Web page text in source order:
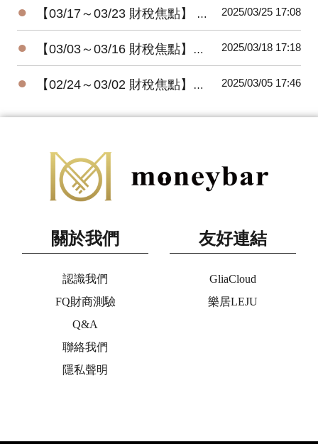
● 【03/17～03/23 財稅焦點】 贈與稅年度免稅額，您用對了嗎 2025/03/25 17:08
● 【03/03～03/16 財稅焦點】五月報稅季，四減稅福音 2025/03/18 17:18
● 【02/24～03/02 財稅焦點】房屋稅設籍，意外找出12萬戶包租公包租婆 2025/03/05 17:46
關於我們
認識我們
FQ財商測驗
Q&A
聯絡我們
隱私聲明
友好連結
GliaCloud
樂居LEJU